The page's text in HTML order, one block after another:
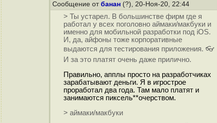
Сообщение от банан (?), 20-Ноя-20, 22:44
> Ты устарел. В большинстве фирм где я
работал у всех поголовно аймаки/макбуки и
именно для мобильной разработки под iOS.
И, да, айфоны тоже корпоративные
выдаются для тестирования приложения. 👓
И за это платят очень даже прилично.
Правильно, апплы просто на разработчиках
зарабатывают деньги. Я в игрострое
проработал два года. Там мало платят и
занимаются пиксель**очерством.
> аймаки/макбуки